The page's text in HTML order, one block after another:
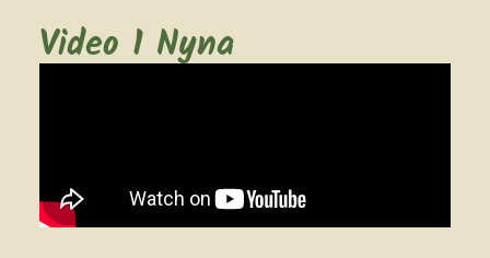
Video 1 Nyna